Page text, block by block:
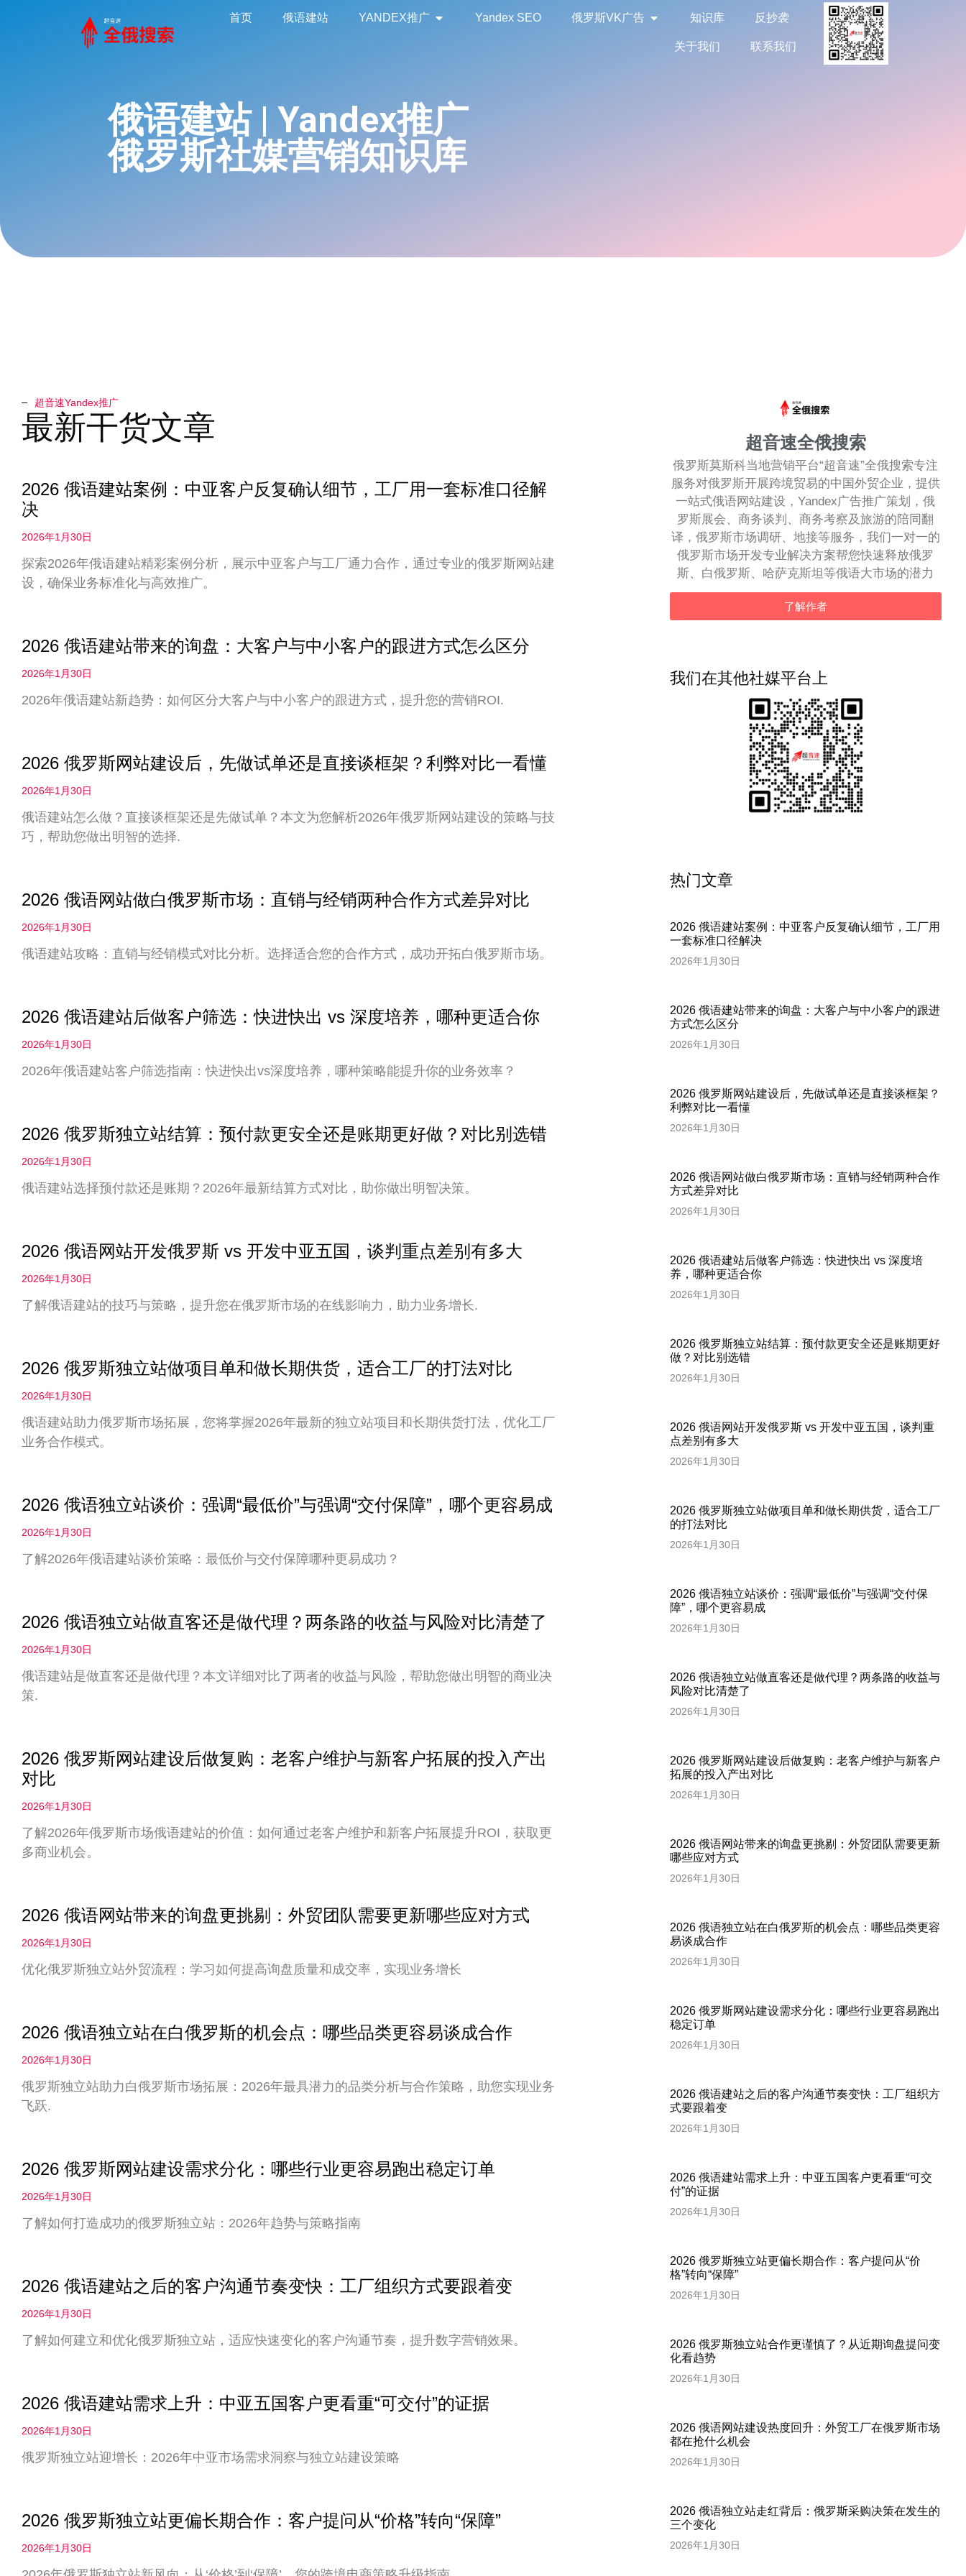
首页 俄语建站 YANDEX推广 Yandex SEO 俄罗斯VK广告 知识库 反抄袭
关于我们 联系我们
俄语建站 | Yandex推广
俄罗斯社媒营销知识库
超音速Yandex推广​
最新干货文章
2026 俄语建站案例：中亚客户反复确认细节，工厂用一套标准口径解
决
2026年1月30日
探索2026年俄语建站精彩案例分析，展示中亚客户与工厂通力合作，通过专业的俄罗斯网站建
设，确保业务标准化与高效推广。
2026 俄语建站带来的询盘：大客户与中小客户的跟进方式怎么区分
2026年1月30日
2026年俄语建站新趋势：如何区分大客户与中小客户的跟进方式，提升您的营销ROI.
2026 俄罗斯网站建设后，先做试单还是直接谈框架？利弊对比一看懂
2026年1月30日
俄语建站怎么做？直接谈框架还是先做试单？本文为您解析2026年俄罗斯网站建设的策略与技
巧，帮助您做出明智的选择.
2026 俄语网站做白俄罗斯市场：直销与经销两种合作方式差异对比
2026年1月30日
俄语建站攻略：直销与经销模式对比分析。选择适合您的合作方式，成功开拓白俄罗斯市场。
2026 俄语建站后做客户筛选：快进快出 vs 深度培养，哪种更适合你
2026年1月30日
2026年俄语建站客户筛选指南：快进快出vs深度培养，哪种策略能提升你的业务效率？
2026 俄罗斯独立站结算：预付款更安全还是账期更好做？对比别选错
2026年1月30日
俄语建站选择预付款还是账期？2026年最新结算方式对比，助你做出明智决策。
2026 俄语网站开发俄罗斯 vs 开发中亚五国，谈判重点差别有多大
2026年1月30日
了解俄语建站的技巧与策略，提升您在俄罗斯市场的在线影响力，助力业务增长.
2026 俄罗斯独立站做项目单和做长期供货，适合工厂的打法对比
2026年1月30日
俄语建站助力俄罗斯市场拓展，您将掌握2026年最新的独立站项目和长期供货打法，优化工厂
业务合作模式。
2026 俄语独立站谈价：强调“最低价”与强调“交付保障”，哪个更容易成
2026年1月30日
了解2026年俄语建站谈价策略：最低价与交付保障哪种更易成功？
2026 俄语独立站做直客还是做代理？两条路的收益与风险对比清楚了
2026年1月30日
俄语建站是做直客还是做代理？本文详细对比了两者的收益与风险，帮助您做出明智的商业决
策.
2026 俄罗斯网站建设后做复购：老客户维护与新客户拓展的投入产出
对比
2026年1月30日
了解2026年俄罗斯市场俄语建站的价值：如何通过老客户维护和新客户拓展提升ROI，获取更
多商业机会。
2026 俄语网站带来的询盘更挑剔：外贸团队需要更新哪些应对方式
2026年1月30日
优化俄罗斯独立站外贸流程：学习如何提高询盘质量和成交率，实现业务增长
2026 俄语独立站在白俄罗斯的机会点：哪些品类更容易谈成合作
2026年1月30日
俄罗斯独立站助力白俄罗斯市场拓展：2026年最具潜力的品类分析与合作策略，助您实现业务
飞跃.
2026 俄罗斯网站建设需求分化：哪些行业更容易跑出稳定订单
2026年1月30日
了解如何打造成功的俄罗斯独立站：2026年趋势与策略指南
2026 俄语建站之后的客户沟通节奏变快：工厂组织方式要跟着变
2026年1月30日
了解如何建立和优化俄罗斯独立站，适应快速变化的客户沟通节奏，提升数字营销效果。
2026 俄语建站需求上升：中亚五国客户更看重“可交付”的证据
2026年1月30日
俄罗斯独立站迎增长：2026年中亚市场需求洞察与独立站建设策略
2026 俄罗斯独立站更偏长期合作：客户提问从“价格”转向“保障”
2026年1月30日
超音速全俄搜索
俄罗斯莫斯科当地营销平台“超音速”全俄搜索专注
服务对俄罗斯开展跨境贸易的中国外贸企业，提供
一站式俄语网站建设，Yandex广告推广策划，俄
罗斯展会、商务谈判、商务考察及旅游的陪同翻
译，俄罗斯市场调研、地接等服务，我们一对一的
俄罗斯市场开发专业解决方案帮您快速释放俄罗
斯、白俄罗斯、哈萨克斯坦等俄语大市场的潜力
了解作者
我们在其他社媒平台上
热门文章
2026 俄语建站案例：中亚客户反复确认细节，工厂用
一套标准口径解决
2026年1月30日
2026 俄语建站带来的询盘：大客户与中小客户的跟进
方式怎么区分
2026年1月30日
2026 俄罗斯网站建设后，先做试单还是直接谈框架？
利弊对比一看懂
2026年1月30日
2026 俄语网站做白俄罗斯市场：直销与经销两种合作
方式差异对比
2026年1月30日
2026 俄语建站后做客户筛选：快进快出 vs 深度培
养，哪种更适合你
2026年1月30日
2026 俄罗斯独立站结算：预付款更安全还是账期更好
做？对比别选错
2026年1月30日
2026 俄语网站开发俄罗斯 vs 开发中亚五国，谈判重
点差别有多大
2026年1月30日
2026 俄罗斯独立站做项目单和做长期供货，适合工厂
的打法对比
2026年1月30日
2026 俄语独立站谈价：强调“最低价”与强调“交付保
障”，哪个更容易成
2026年1月30日
2026 俄语独立站做直客还是做代理？两条路的收益与
风险对比清楚了
2026年1月30日
2026 俄罗斯网站建设后做复购：老客户维护与新客户
拓展的投入产出对比
2026年1月30日
2026 俄语网站带来的询盘更挑剔：外贸团队需要更新
哪些应对方式
2026年1月30日
2026 俄语独立站在白俄罗斯的机会点：哪些品类更容
易谈成合作
2026年1月30日
2026 俄罗斯网站建设需求分化：哪些行业更容易跑出
稳定订单
2026年1月30日
2026 俄语建站之后的客户沟通节奏变快：工厂组织方
式要跟着变
2026年1月30日
2026 俄语建站需求上升：中亚五国客户更看重“可交
付”的证据
2026年1月30日
2026 俄罗斯独立站更偏长期合作：客户提问从“价
格”转向“保障”
2026年1月30日
2026 俄罗斯独立站合作更谨慎了？从近期询盘提问变
化看趋势
2026年1月30日
2026 俄语网站建设热度回升：外贸工厂在俄罗斯市场
都在抢什么机会
2026年1月30日
2026 俄语独立站走红背后：俄罗斯采购决策在发生的
三个变化
2026年1月30日